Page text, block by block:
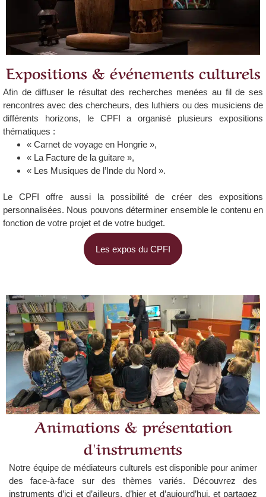
Expositions & événements culturels
Afin dediffuser le résultat des recherches menées au fil de ses
rencontres avec des chercheurs, des luthiers ou des musiciens de
différents horizons, le CPFI a organisé plusieurs expositions
thématiques :
« Carnet de voyage en Hongrie »,
« La Facture de la guitare »,
« Les Musiques de l’Inde du Nord ».
Le CPFI offre aussi la possibilité de créer des expositions
personnalisées. Nous pouvons déterminer ensemble le contenu en
fonction de votre projet et de votre budget.
Les expos du CPFI
Animations & présentation
d'instruments
Notre équipe de médiateurs culturels est disponible pour animer
des face-à-face sur des thèmes variés. Découvrez des
instruments d’ici et d’ailleurs, d’hier et d’aujourd’hui, et partagez